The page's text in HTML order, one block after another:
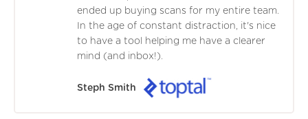
ended up buying scans for my entire team.
In the age of constant distraction, it's nice
to have a tool helping me have a clearer
mind (and inbox!).
Steph Smith